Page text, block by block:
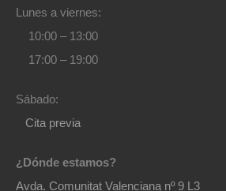
Lunes a viernes:
10:00 – 13:00
17:00 – 19:00
Sábado:
Cita previa
¿Dónde estamos?
Avda. Comunitat Valenciana nº 9 L3